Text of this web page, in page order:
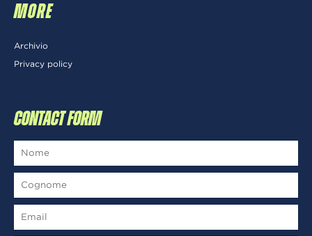
MORE
Archivio
Privacy policy
CONTACT FORM